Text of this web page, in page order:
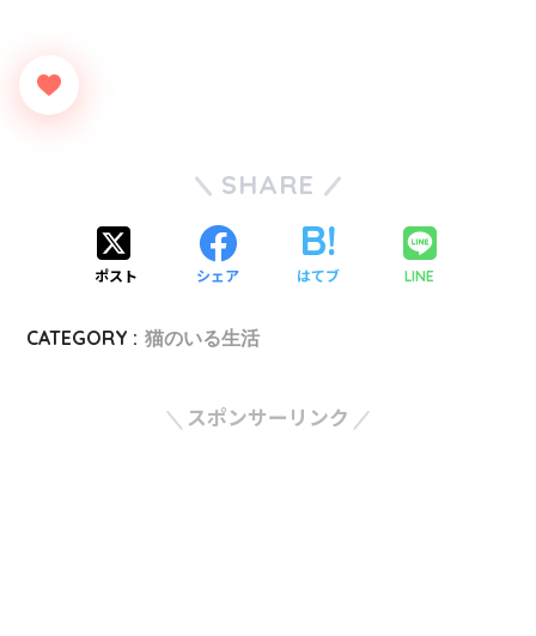
SHARE
ポスト シェア はてブ LINE
CATEGORY : 猫のいる生活
スポンサーリンク